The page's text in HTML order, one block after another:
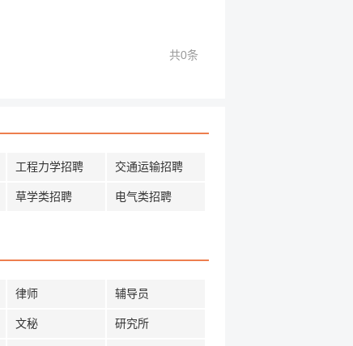
共0条
工程力学招聘 交通运输招聘
草学类招聘 电气类招聘
律师 辅导员
文秘 研究所